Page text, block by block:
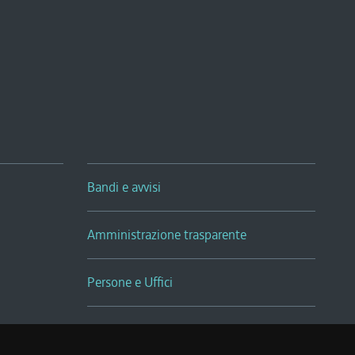
Bandi e avvisi
Amministrazione trasparente
Persone e Uffici
Sala Tiziano Tessitori